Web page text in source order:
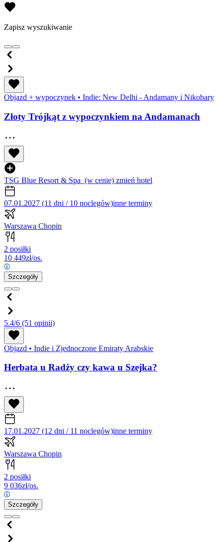
Zapisz wyszukiwanie
Objazd + wypoczynek • Indie: New Delhi - Andamany i Nikobary
Złoty Trójkąt z wypoczynkiem na Andamanach
TSG Blue Resort & Spa (w cenie) zmień hotel
07.01.2027 (11 dni / 10 noclegów)inne terminy
Warszawa Chopin
2 posiłki
10 449zł/os.
Szczegóły
5.4/6 (51 opinii)
Objazd • Indie i Zjednoczone Emiraty Arabskie
Herbata u Radży czy kawa u Szejka?
17.01.2027 (12 dni / 11 noclegów)inne terminy
Warszawa Chopin
2 posiłki
9 036zł/os.
Szczegóły